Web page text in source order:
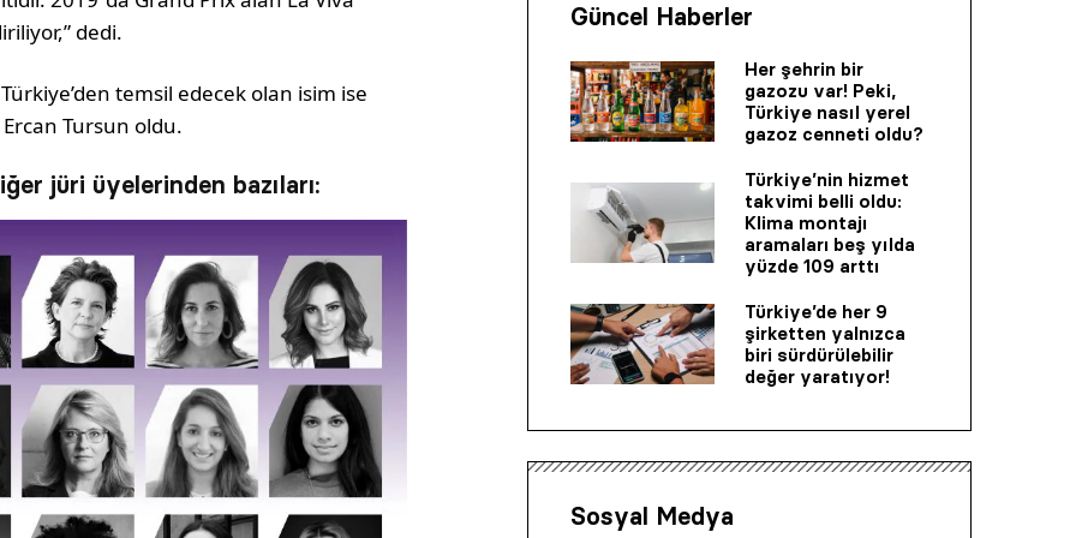
dedi.
temsil edecek olan isim ise
Ercan Tursun oldu.
jüri üyelerinden bazıları:
Güncel Haberler
Her şehrin bir
gazozu var! Peki,
Türkiye nasıl yerel
gazoz cenneti oldu?
Türkiye’nin hizmet
takvimi belli oldu:
Klima montajı
aramaları beş yılda
yüzde 109 arttı
Türkiye’de her 9
şirketten yalnızca
biri sürdürülebilir
değer yaratıyor!
Sosyal Medya